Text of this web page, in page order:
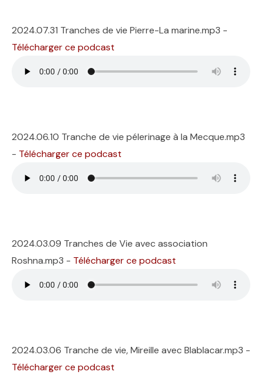
2024.07.31 Tranches de vie Pierre-La marine.mp3 -
Télécharger ce podcast
2024.06.10 Tranche de vie pélerinage à la Mecque.mp3
- Télécharger ce podcast
2024.03.09 Tranches de Vie avec association
Roshna.mp3 - Télécharger ce podcast
2024.03.06 Tranche de vie, Mireille avec Blablacar.mp3 -
Télécharger ce podcast